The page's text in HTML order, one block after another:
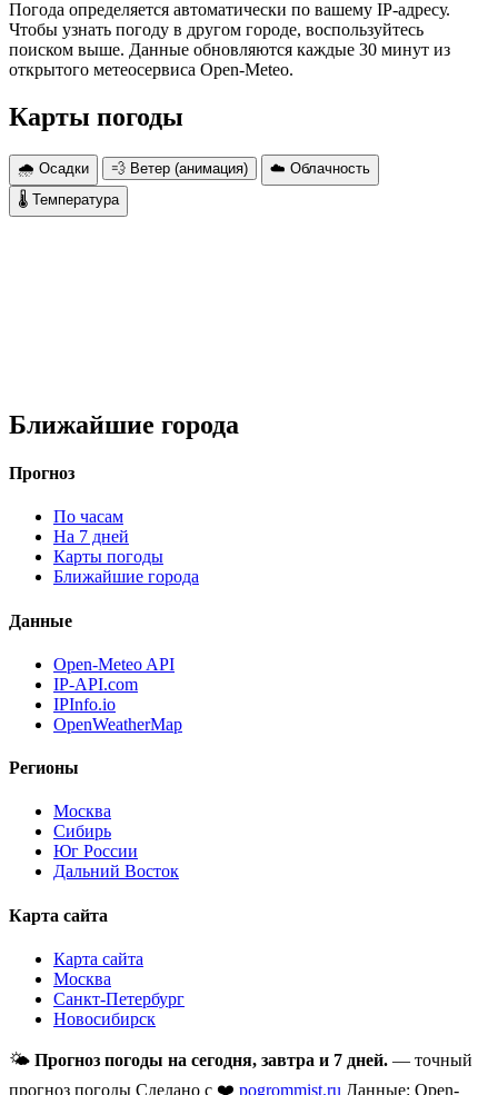
Погода определяется автоматически по вашему IP-адресу.
Чтобы узнать погоду в другом городе, воспользуйтесь
поиском выше. Данные обновляются каждые 30 минут из
открытого метеосервиса Open-Meteo.
Карты погоды
🌧 Осадки 💨 Ветер (анимация)
☁️ Облачность
🌡 Температура
Ближайшие города
Прогноз
По часам
На 7 дней
Карты погоды
Ближайшие города
Данные
Open-Meteo API
IP-API.com
IPInfo.io
OpenWeatherMap
Регионы
Москва
Сибирь
Юг России
Дальний Восток
Карта сайта
Карта сайта
Москва
Санкт-Петербург
Новосибирск
🌤 Прогноз погоды на сегодня, завтра и 7 дней. — точный
прогноз погоды Сделано с ❤️ pogrommist.ru Данные: Open-